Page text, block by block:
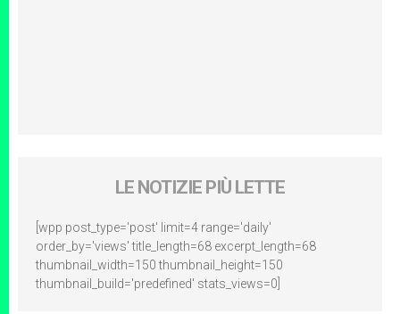
LE NOTIZIE PIÙ LETTE
[wpp post_type='post' limit=4 range='daily'
order_by='views' title_length=68 excerpt_length=68
thumbnail_width=150 thumbnail_height=150
thumbnail_build='predefined' stats_views=0]